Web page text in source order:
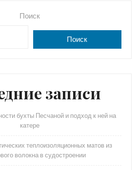
s
ni
Поиск
Поиск
записи
бухты Песчаной и подход к ней на
катере
теплоизоляционных матов из
волокна в судостроении